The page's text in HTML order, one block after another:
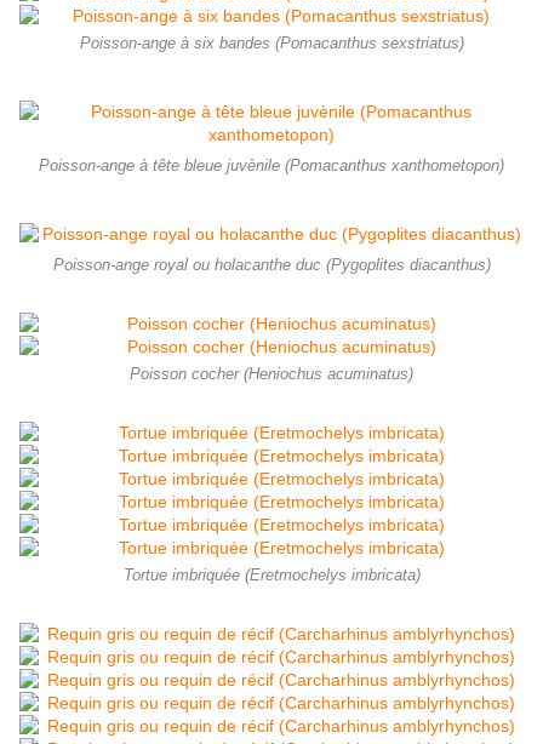
Poisson-ange à six bandes (Pomacanthus sexstriatus)
Poisson-ange à tête bleue juvènile (Pomacanthus xanthometopon)
Poisson-ange royal ou holacanthe duc (Pygoplites diacanthus)
Poisson cocher (Heniochus acuminatus)
Tortue imbriquée (Eretmochelys imbricata)